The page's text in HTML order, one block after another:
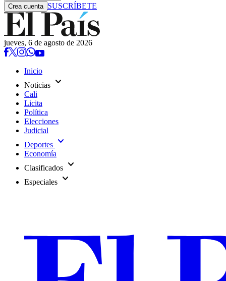
Crea cuenta SUSCRÍBETE
jueves, 6 de agosto de 2026
Inicio
Noticias expand_more
Cali
Licita
Política
Elecciones
Judicial
Deportes expand_more
Economía
Clasificados expand_more
Especiales expand_more